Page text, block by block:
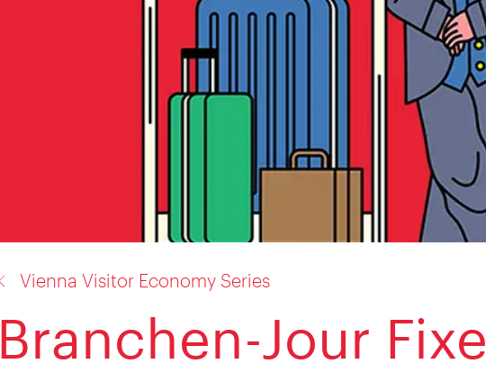
Vienna Visitor Economy Series
Branchen-Jour Fixe